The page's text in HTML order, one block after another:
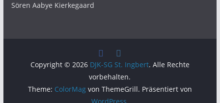
Sören Aabye Kierkegaard
Copyright © 2026 DJK-SG St. Ingbert. Alle Rechte
vorbehalten.
Theme: ColorMagvon ThemeGrill. Präsentiert von